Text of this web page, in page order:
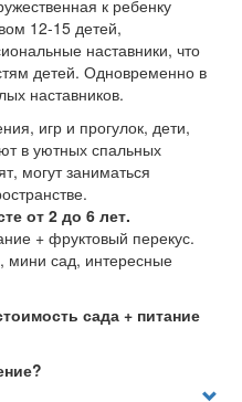
к ребенку
12-15 детей,
наставники, что
детей. Одновременно в
наставников.
игр и прогулок, дети,
в уютных спальных
могут заниматься
от 2 до 6 лет.
+ фруктовый перекус.
мини сад, интересные
сада + питание